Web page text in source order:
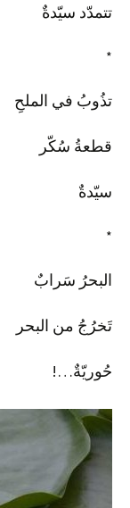
تتمدّد سيّدةٌ
*
تذُوبُ في الملحِ
قطعةُ سُكّر
سيّدةٌ
*
البحرُ سَرابٌ
تَخرُجُ من البحر
حُوريّةٌ…!